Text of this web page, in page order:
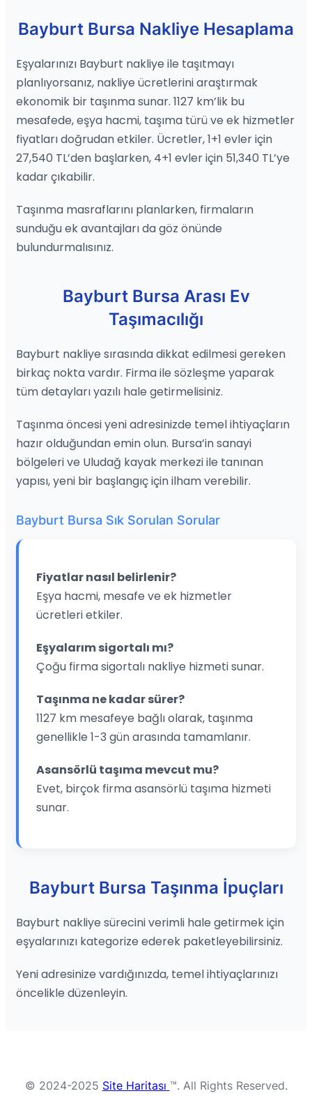
Bayburt Bursa Nakliye Hesaplama
Eşyalarınızı Bayburt nakliye ile taşıtmayı
planlıyorsanız, nakliye ücretlerini araştırmak
ekonomik bir taşınma sunar. 1127 km’lik bu
mesafede, eşya hacmi, taşıma türü ve ek hizmetler
fiyatları doğrudan etkiler. Ücretler, 1+1 evler için
27,540 TL’den başlarken, 4+1 evler için 51,340 TL’ye
kadar çıkabilir.
Taşınma masraflarını planlarken, firmaların
sunduğu ek avantajları da göz önünde
bulundurmalısınız.
Bayburt Bursa Arası Ev
Taşımacılığı
Bayburt nakliye sırasında dikkat edilmesi gereken
birkaç nokta vardır. Firma ile sözleşme yaparak
tüm detayları yazılı hale getirmelisiniz.
Taşınma öncesi yeni adresinizde temel ihtiyaçların
hazır olduğundan emin olun. Bursa’in sanayi
bölgeleri ve Uludağ kayak merkezi ile tanınan
yapısı, yeni bir başlangıç için ilham verebilir.
Bayburt Bursa Sık Sorulan Sorular
Fiyatlar nasıl belirlenir?
Eşya hacmi, mesafe ve ek hizmetler
ücretleri etkiler.
Eşyalarım sigortalı mı?
Çoğu firma sigortalı nakliye hizmeti sunar.
Taşınma ne kadar sürer?
1127 km mesafeye bağlı olarak, taşınma
genellikle 1-3 gün arasında tamamlanır.
Asansörlü taşıma mevcut mu?
Evet, birçok firma asansörlü taşıma hizmeti
sunar.
Bayburt Bursa Taşınma İpuçları
Bayburt nakliye sürecini verimli hale getirmek için
eşyalarınızı kategorize ederek paketleyebilirsiniz.
Yeni adresinize vardığınızda, temel ihtiyaçlarınızı
öncelikle düzenleyin.
© 2024-2025 Site Haritası ™. All Rights Reserved.